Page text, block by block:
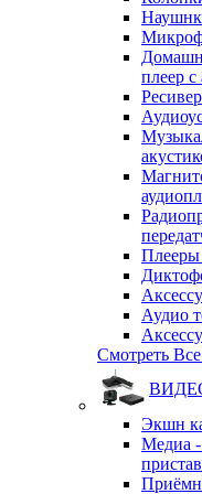
плеер с
Плееры
Аудио
Смотреть
Экшн
Медиа -